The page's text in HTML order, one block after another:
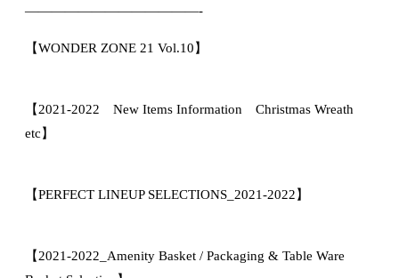
—————————————-
【WONDER ZONE 21 Vol.10】
【2021-2022 New Items Information Christmas Wreath
etc】
【PERFECT LINEUP SELECTIONS_2021-2022】
【2021-2022_Amenity Basket / Packaging & Table Ware